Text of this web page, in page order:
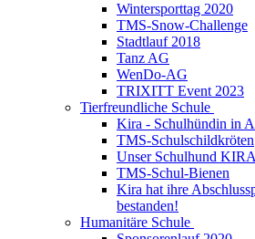
Wintersporttag 2020
TMS-Snow-Challenge
Stadtlauf 2018
Tanz AG
WenDo-AG
TRIXITT Event 2023
Tierfreundliche Schule
Kira - Schulhündin in
TMS-Schulschildkröten
Unser Schulhund KIRA
TMS-Schul-Bienen
Kira hat ihre
bestanden!
Humanitäre Schule